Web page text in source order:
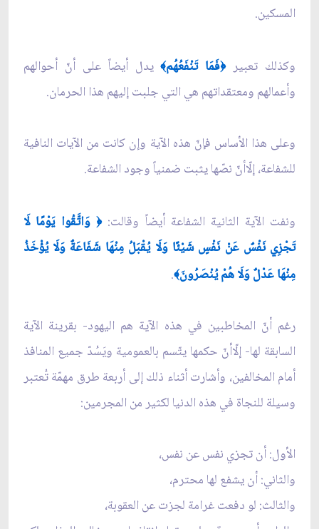
المسكين.
وكذلك تعبير﴿فَمَا تَنْفَعُهُم﴾يدل أيضاً على أنّ أحوالهم
وأعمالهم ومعتقداتهم هي التي جلبت إليهم هذا الحرمان.
وعلى‏ هذا الأساس فإنّ هذه الآية وإن كانت من الآيات النافية
للشفاعة، إلّاأنّ نصّها يثبت ضمنياً وجود الشفاعة.
ونفت الآية الثانية الشفاعة أيضاً وقالت:﴿ وَاتَّقُوا يَوْمًا لَا
تَجْزِي نَفْسٌ عَنْ نَفْسٍ شَيْئًا وَلَا يُقْبَلُ مِنْهَا شَفَاعَةٌ وَلَا يُؤْخَذُ
مِنْهَا عَدْلٌ وَلَا هُمْ يُنْصَرُونَ﴾.
رغم أنّ المخاطبين في هذه الآية هم اليهود- بقرينة الآية
السابقة لها- إلّاأنّ حكمها يتّسم بالعمومية ويَسُدّ جميع المنافذ
أمام المخالفين، وأشارت أثناء ذلك إلى‏ أربعة طرق مهمّة تُعتبر
وسيلة للنجاة في هذه الدنيا لكثير من المجرمين:
الأول: أن تجزي نفس عن نفس،
والثاني: أن يشفع لها محترم،
والثالث: لو دفعت غرامة لجزت عن العقوبة،